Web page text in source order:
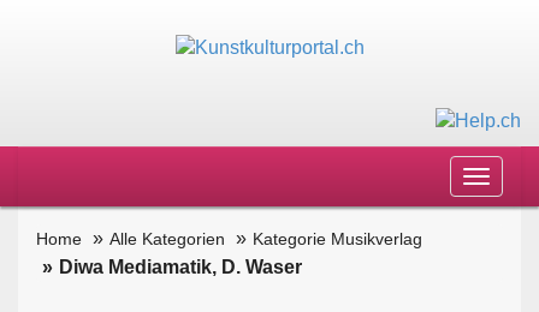
Toggle
Home Alle Kategorien Kategorie Musikverlag
Diwa Mediamatik, D. Waser